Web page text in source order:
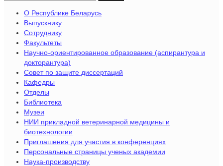
О Республике Беларусь
Выпускнику
Сотруднику
Факультеты
Научно-ориентированное образование (аспирантура и
докторантура)
Совет по защите диссертаций
Кафедры
Отделы
Библиотека
Музеи
НИИ прикладной ветеринарной медицины и
биотехнологии
Приглашения для участия в конференциях
Персональные страницы ученых академии
Наука-производству